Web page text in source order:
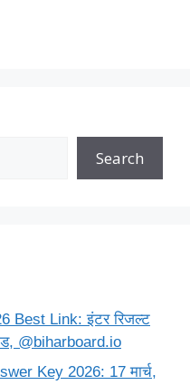
Search
Best Link: इंटर रिजल्ट
@biharboard.io
Key 2026: 17 मार्च,